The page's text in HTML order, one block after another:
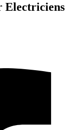
Electriciens